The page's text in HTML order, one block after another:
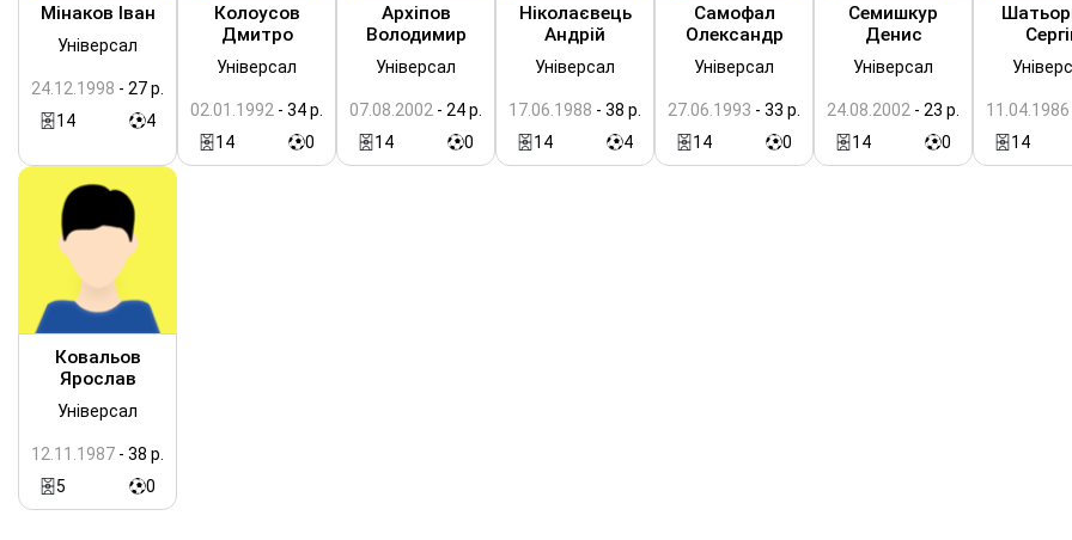
Мінаков Іван
Універсал
24.12.1998 - 27 р.
14
4
Колоусов
Дмитро
Універсал
02.01.1992 - 34 р.
14
0
Архіпов
Володимир
Універсал
07.08.2002 - 24 р.
14
0
Ніколаєвець
Андрій
Універсал
17.06.1988 - 38 р.
14
4
Самофал
Олександр
Універсал
27.06.1993 - 33 р.
14
0
Семишкур
Денис
Універсал
24.08.2002 - 23 р.
14
0
11.04.1986
14
Ковальов
Ярослав
Універсал
12.11.1987 - 38 р.
5
0